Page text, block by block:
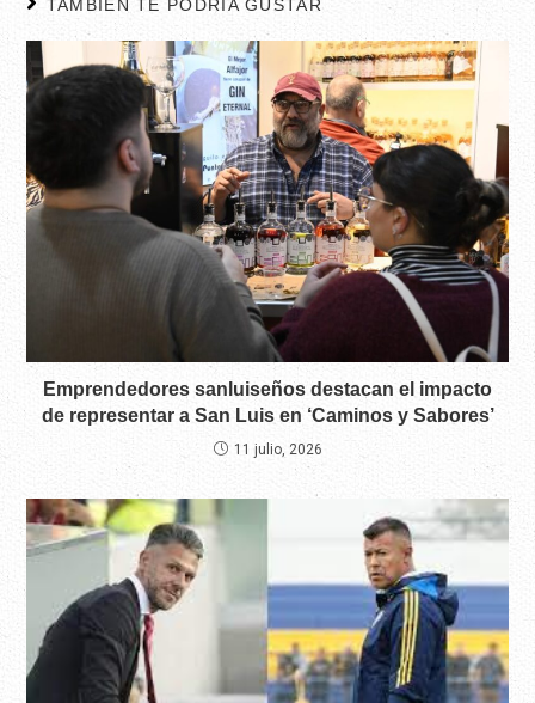
TAMBIÉN TE PODRÍA GUSTAR
Emprendedores sanluiseños destacan el impacto
de representar a San Luis en ‘Caminos y Sabores’
11 julio, 2026